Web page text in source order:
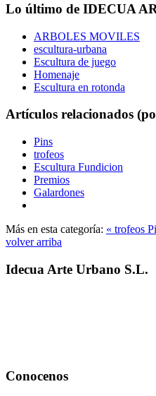
Lo último de IDECUA
ARBOLES MOVILES
escultura-urbana
Escultura de juego
Homenaje
Escultura en rotonda
Artículos relacionados
Pins
trofeos
Escultura Fundicion
Premios
Galardones
Más en esta categoría: « trofeos
volver arriba
Idecua Arte Urbano S.L.
Conocenos